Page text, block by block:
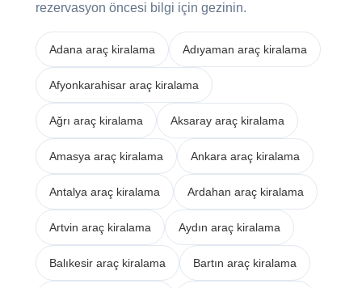
rezervasyon öncesi bilgi için gezinin.
Adana araç kiralama Adıyaman araç kiralama
Afyonkarahisar araç kiralama
Ağrı araç kiralama Aksaray araç kiralama
Amasya araç kiralama Ankara araç kiralama
Antalya araç kiralama Ardahan araç kiralama
Artvin araç kiralama Aydın araç kiralama
Balıkesir araç kiralama Bartın araç kiralama